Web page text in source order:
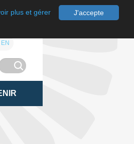
J'accepte
plus et gérer
EN